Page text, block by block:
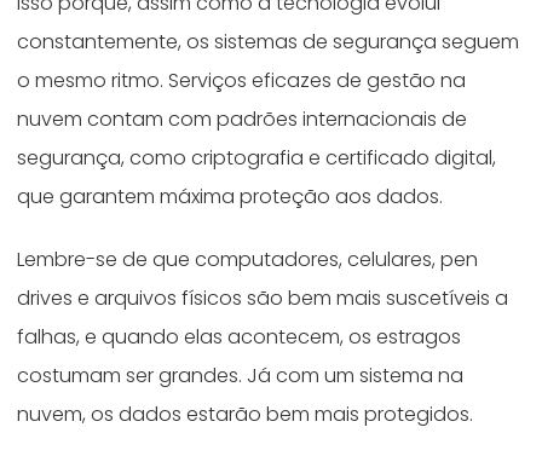
constantemente, os sistemas de segurança seguem
o mesmo ritmo. Serviços eficazes de gestão na
nuvem contam com padrões internacionais de
segurança, como criptografia e certificado digital,
que garantem máxima proteção aos dados.
Lembre-se de que computadores, celulares, pen
drives e arquivos físicos são bem mais suscetíveis a
falhas, e quando elas acontecem, os estragos
costumam ser grandes. Já com um sistema na
nuvem, os dados estarão bem mais protegidos.